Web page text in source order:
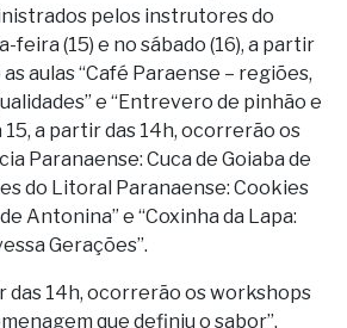
pelos instrutores do
feira (15) e no sábado (16), a partir
aulas “Café Paraense – regiões,
e “Entrevero de pinhão e
15, a partir das 14h, ocorrerão os
Paranaense: Cuca de Goiaba de
do Litoral Paranaense: Cookies
Antonina” e “Coxinha da Lapa:
Gerações”.
das 14h, ocorrerão os workshops
que definiu o sabor”,